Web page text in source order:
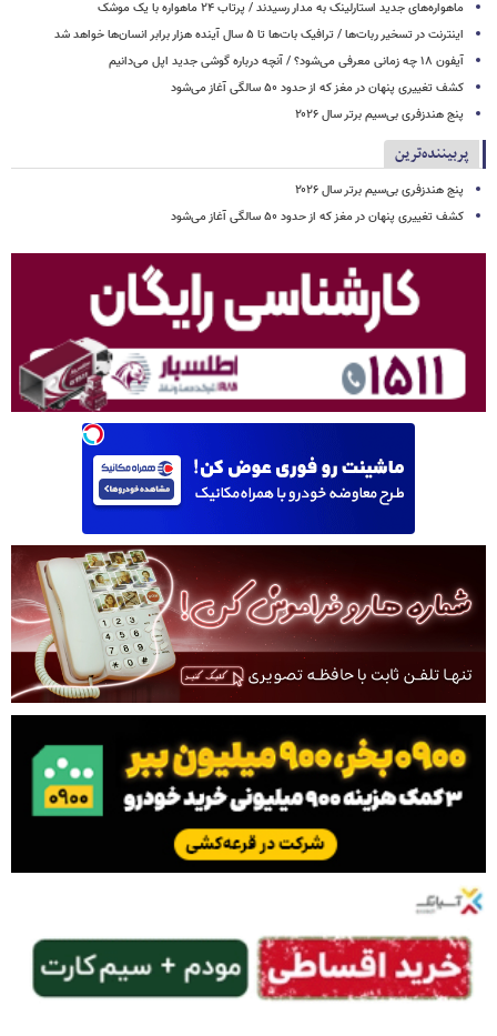
ماهواره‌های جدید استارلینک به مدار رسیدند / پرتاب ۲۴ ماهواره با یک موشک
اینترنت در تسخیر ربات‌ها / ترافیک بات‌ها تا ۵ سال آینده هزار برابر انسان‌ها خواهد شد
آیفون ۱۸ چه زمانی معرفی می‌شود؟ / آنچه درباره گوشی جدید اپل می‌دانیم
کشف تغییری پنهان در مغز که از حدود ۵۰ سالگی آغاز می‌شود
پنج هندزفری بی‌سیم برتر سال ۲۰۲۶
پربیننده‌ترین
پنج هندزفری بی‌سیم برتر سال ۲۰۲۶
کشف تغییری پنهان در مغز که از حدود ۵۰ سالگی آغاز می‌شود